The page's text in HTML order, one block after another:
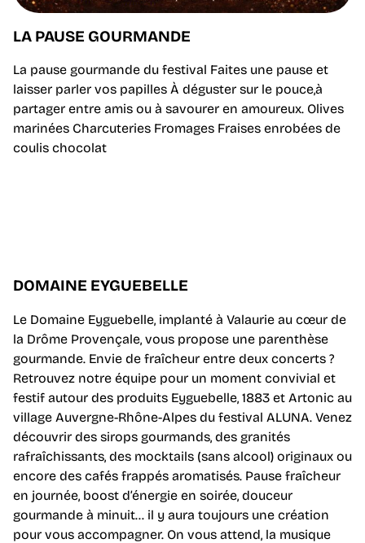
LA PAUSE GOURMANDE
La pause gourmande du festival Faites une pause et
laisser parler vos papilles À déguster sur le pouce,à
partager entre amis ou à savourer en amoureux. Olives
marinées Charcuteries Fromages Fraises enrobées de
coulis chocolat
DOMAINE EYGUEBELLE
Le Domaine Eyguebelle, implanté à Valaurie au cœur de
la Drôme Provençale, vous propose une parenthèse
gourmande. Envie de fraîcheur entre deux concerts ?
Retrouvez notre équipe pour un moment convivial et
festif autour des produits Eyguebelle, 1883 et Artonic au
village Auvergne-Rhône-Alpes du festival ALUNA. Venez
découvrir des sirops gourmands, des granités
rafraîchissants, des mocktails (sans alcool) originaux ou
encore des cafés frappés aromatisés. Pause fraîcheur
en journée, boost d’énergie en soirée, douceur
gourmande à minuit… il y aura toujours une création
pour vous accompagner. On vous attend, la musique